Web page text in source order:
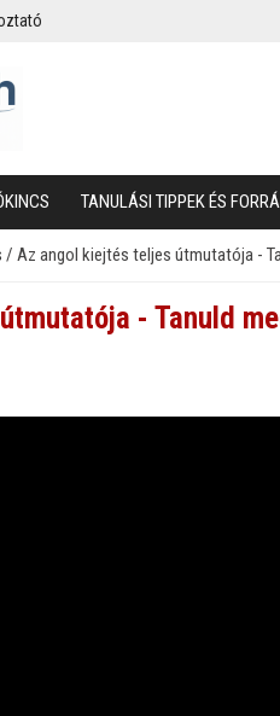
TANULÁSI TIPPEK ÉS
/ Az angol kiejtés teljes útmutatója -
- Tanuld